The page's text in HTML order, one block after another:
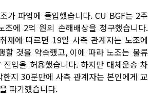
가 파업에 돌입했습니다. CU BGF는 2주
조에 2억 원의 손해배상을 청구했습니다.
에 따르면 19일 사측 관계자는 노조에
할 것을 약속했고, 이에 따라 노조는 물류
입을 허용했습니다. 하지만 대체운송 차
지 30분만에 사측 관계자는 본인에게 교
파기했습니다.